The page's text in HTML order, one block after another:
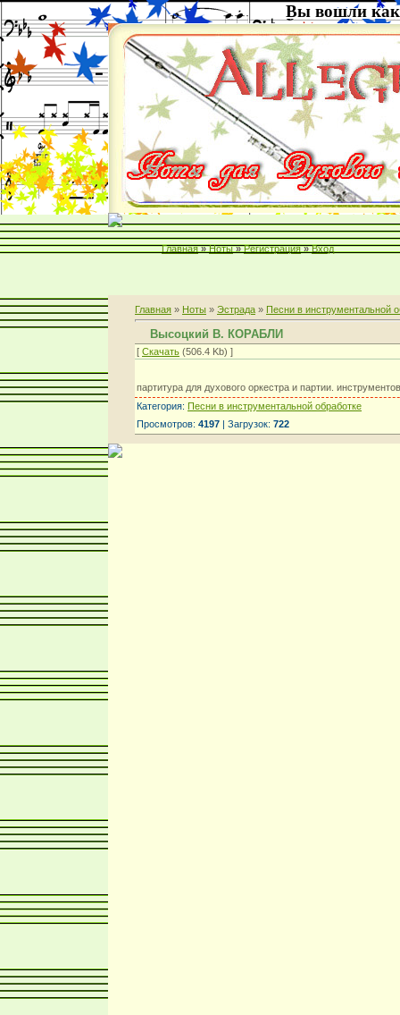
Вы вошли как
Главная » Ноты » Регистрация » Вход
Главная » Ноты » Эстрада » Песни в инструментальной
Высоцкий В. КОРАБЛИ
[ Скачать (506.4 Kb) ]
партитура для духового оркестра и партии.
Категория: Песни в инструментальной обработке
Просмотров: 4197 | Загрузок: 722